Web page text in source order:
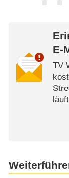
E-
TV